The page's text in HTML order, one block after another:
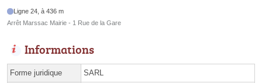
Ligne 24, à 436 m
Arrêt Marssac Mairie - 1 Rue de la Gare
Informations
Forme juridique SARL